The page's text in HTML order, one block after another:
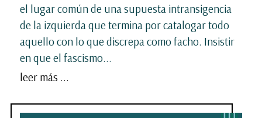
el lugar común de una supuesta intransigencia
de la izquierda que termina por catalogar todo
aquello con lo que discrepa como facho. Insistir
en que el fascismo...
leer más ...